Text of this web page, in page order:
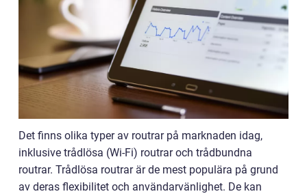
Det finns olika typer av routrar på marknaden idag,
inklusive trådlösa (Wi-Fi) routrar och trådbundna
routrar. Trådlösa routrar är de mest populära på grund
av deras flexibilitet och användarvänlighet. De kan